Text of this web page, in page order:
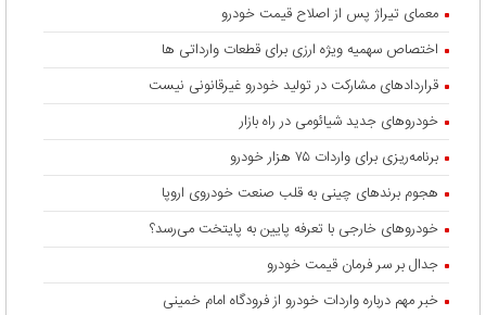
معمای تیراژ پس از اصلاح قیمت خودرو
اختصاص سهمیه ویژه ارزی برای قطعات وارداتی ها
قراردادهای مشارکت در تولید خودرو غیرقانونی نیست
خودروهای جدید شیائومی در راه بازار
برنامه‌ریزی برای واردات ۷۵ هزار خودرو
هجوم برندهای چینی به قلب صنعت خودروی اروپا
خودروهای خارجی با تعرفه پایین به پایتخت می‌رسد؟
جدال بر سر فرمان قیمت خودرو
خبر مهم درباره واردات خودرو از فرودگاه امام خمینی